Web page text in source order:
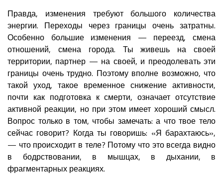
Правда, изменения требуют большого количества
энергии. Переходы через границы очень затратны.
Особенно большие изменения — переезд, смена
отношений, смена города. Ты живешь на своей
территории, партнер — на своей, и преодолевать эти
границы очень трудно. Поэтому вполне возможно, что
такой уход, такое временное снижение активности,
почти как подготовка к смерти, означает отсутствие
активной реакции, но при этом имеет хороший смысл.
Вопрос только в том, чтобы замечать: а что твое тело
сейчас говорит? Когда ты говоришь: «Я барахтаюсь»,
— что происходит в теле? Потому что это всегда видно
в бодрствовании, в мышцах, в дыхании, в
фрагментарных реакциях.